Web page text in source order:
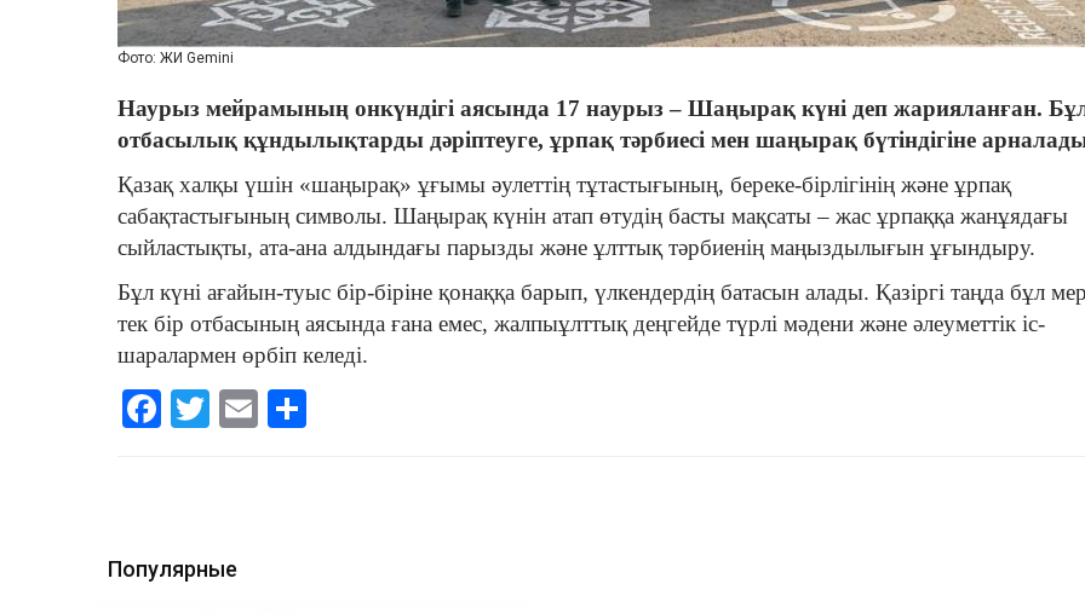
Фото: ЖИ Gemini
Наурыз мейрамының онкүндігі аясында 17 наурыз – Шаңырақ күні деп жарияланған.
отбасылық құндылықтарды дәріптеуге, ұрпақ тәрбиесі мен шаңырақ бүтіндігіне
Қазақ халқы үшін «шаңырақ» ұғымы әулеттің тұтастығының, береке-бірлігінің және ұрпақ
сабақтастығының символы. Шаңырақ күнін атап өтудің басты мақсаты – жас ұрпаққа жанұядағы
сыйластықты, ата-ана алдындағы парызды және ұлттық тәрбиенің маңыздылығын ұғындыру.
Бұл күні ағайын-туыс бір-біріне қонаққа барып, үлкендердің батасын алады. Қазіргі таңда бұл
тек бір отбасының аясында ғана емес, жалпыұлттық деңгейде түрлі мәдени және әлеуметтік іс-
шаралармен өрбіп келеді.
Facebook
Twitter
Email
Популярные